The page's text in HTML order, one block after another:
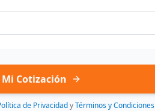
Cotización
de PrivacidadyTérminos y Condiciones